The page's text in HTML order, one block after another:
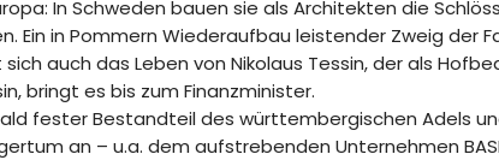
In Schweden bauen sie als Architekten die
Ein in Pommern Wiederaufbau leistender Zweig der
auch das Leben von Nikolaus Tessin, der als
bringt es bis zum Finanzminister.
fester Bestandteil des württembergischen Adels
an – u.a. dem aufstrebenden Unternehmen